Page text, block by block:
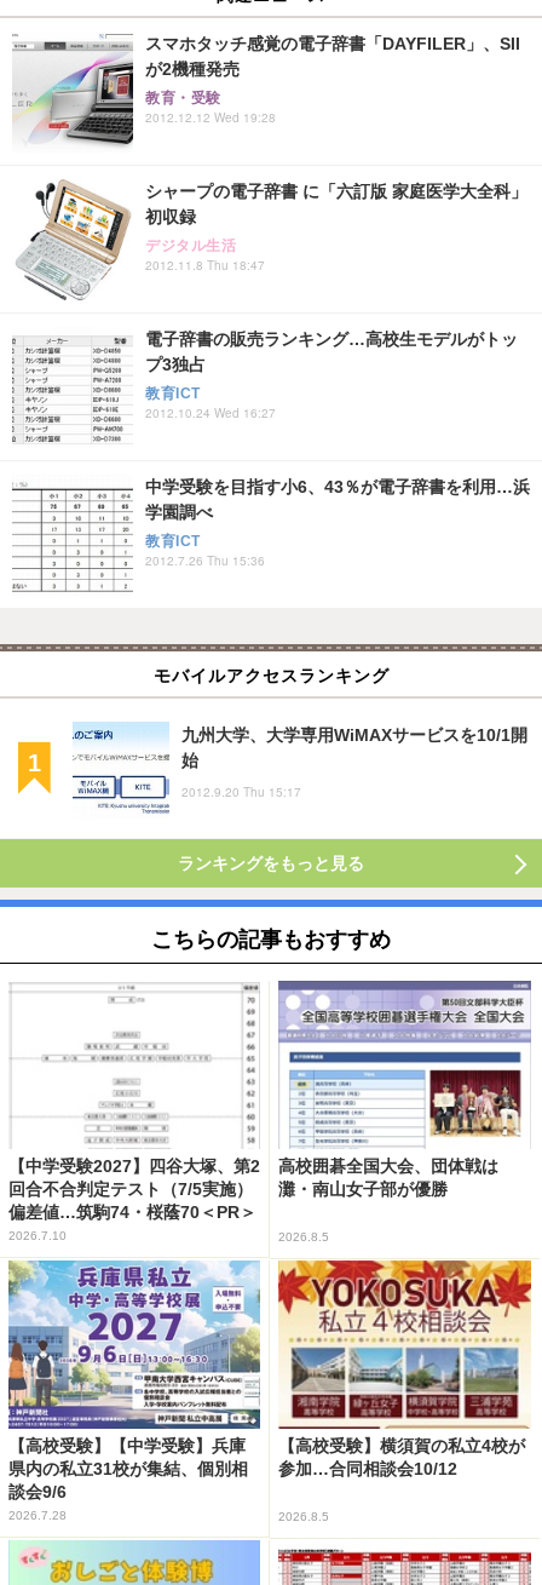
スマホタッチ感覚の電子辞書「DAYFILER」、SII
が2機種発売
教育・受験
2012.12.12 Wed 19:28
シャープの電子辞書 に「六訂版 家庭医学大全科」
初収録
デジタル生活
2012.11.8 Thu 18:47
電子辞書の販売ランキング…高校生モデルがトッ
プ3独占
教育ICT
2012.10.24 Wed 16:27
中学受験を目指す小6、43％が電子辞書を利用…浜
学園調べ
教育ICT
2012.7.26 Thu 15:36
モバイルアクセスランキング
九州大学、大学専用WiMAXサービスを10/1開
始
2012.9.20 Thu 15:17
ランキングをもっと見る
こちらの記事もおすすめ
【中学受験2027】四谷大塚、第2
回合不合判定テスト（7/5実施）
偏差値…筑駒74・桜蔭70＜PR＞
2026.7.10
高校囲碁全国大会、団体戦は
灘・南山女子部が優勝
2026.8.5
【高校受験】【中学受験】兵庫
県内の私立31校が集結、個別相
談会9/6
2026.7.28
【高校受験】横須賀の私立4校が
参加…合同相談会10/12
2026.8.5